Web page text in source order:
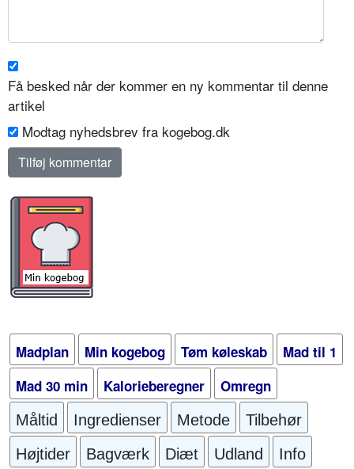
Få besked når der kommer en ny kommentar til denne
artikel
Modtag nyhedsbrev fra kogebog.dk
Madplan Min kogebog Tøm køleskab
Mad til 1
Mad 30 min
Kalorieberegner Omregn
Måltid Ingredienser Metode
Tilbehør
Højtider
Bagværk Diæt Udland Info